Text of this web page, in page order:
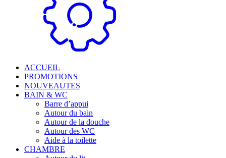
ACCUEIL
PROMOTIONS
NOUVEAUTES
BAIN & WC
Barre d’appui
Autour du bain
Autour de la douche
Autour des WC
Aide à la toilette
CHAMBRE